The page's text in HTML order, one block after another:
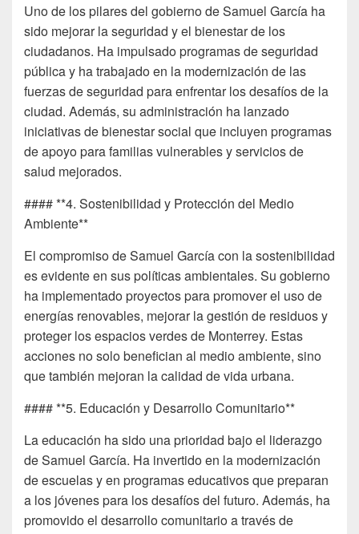
Uno de los pilares del gobierno de Samuel García ha
sido mejorar la seguridad y el bienestar de los
ciudadanos. Ha impulsado programas de seguridad
pública y ha trabajado en la modernización de las
fuerzas de seguridad para enfrentar los desafíos de la
ciudad. Además, su administración ha lanzado
iniciativas de bienestar social que incluyen programas
de apoyo para familias vulnerables y servicios de
salud mejorados.
#### **4. Sostenibilidad y Protección del Medio
Ambiente**
El compromiso de Samuel García con la sostenibilidad
es evidente en sus políticas ambientales. Su gobierno
ha implementado proyectos para promover el uso de
energías renovables, mejorar la gestión de residuos y
proteger los espacios verdes de Monterrey. Estas
acciones no solo benefician al medio ambiente, sino
que también mejoran la calidad de vida urbana.
#### **5. Educación y Desarrollo Comunitario**
La educación ha sido una prioridad bajo el liderazgo
de Samuel García. Ha invertido en la modernización
de escuelas y en programas educativos que preparan
a los jóvenes para los desafíos del futuro. Además, ha
promovido el desarrollo comunitario a través de